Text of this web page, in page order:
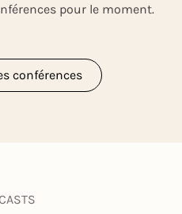
pour le moment.
conférences